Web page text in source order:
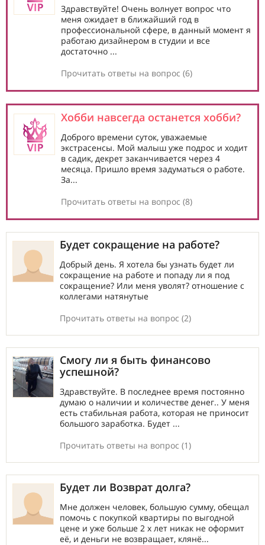
Здравствуйте! Очень волнует вопрос что
меня ожидает в ближайший год в
профессиональной сфере, в данный момент я
работаю дизайнером в студии и все
достаточно ...
Прочитать ответы на вопрос (6)
Хобби навсегда останется хобби?
Доброго времени суток, уважаемые
экстрасенсы. Мой малыш уже подрос и ходит
в садик, декрет заканчивается через 4
месяца. Пришло время задуматься о работе.
За...
Прочитать ответы на вопрос (8)
Будет сокращение на работе?
Добрый день. Я хотела бы узнать будет ли
сокращение на работе и попаду ли я под
сокращение? Или меня уволят? отношение с
коллегами натянутые
Прочитать ответы на вопрос (2)
Смогу ли я быть финансово
успешной?
Здравствуйте. В последнее время постоянно
думаю о наличии и количестве денег.. У меня
есть стабильная работа, которая не приносит
большого заработка. Будет ...
Прочитать ответы на вопрос (1)
Будет ли Возврат долга?
Мне должен человек, большую сумму, обещал
помочь с покупкой квартиры по выгодной
цене и уже больше 2 х лет никак не оформит
её, и деньги не возвращает, клянё...